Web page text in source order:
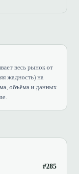
весь рынок от
жадность) на
объёма и данных
#285